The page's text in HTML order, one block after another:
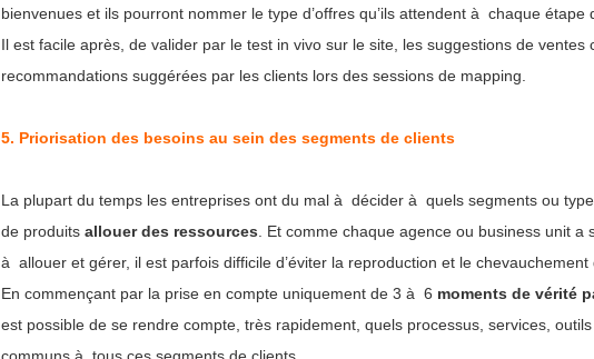
bienvenues et ils pourront nommer le type d’offres qu’ils attendent à chaque étape
Il est facile après, de valider par le test in vivo sur le site, les suggestions de ventes
recommandations suggérées par les clients lors des sessions de mapping.
5. Priorisation des besoins au sein des segments de clients
La plupart du temps les entreprises ont du mal à décider à quels segments ou
de produits allouer des ressources . Et comme chaque agence ou business unit
à allouer et gérer, il est parfois difficile d’éviter la reproduction et le chevauchement
En commençant par la prise en compte uniquement de 3 à 6 moments de vérité
est possible de se rendre compte, très rapidement, quels processus, services,